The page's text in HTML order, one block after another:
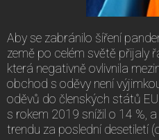
Aby se zabránilo šíření
země po celém světě přijaly
která negativně ovlivnila
obchod s oděvy není
oděvů do členských států
s rokem 2019 snížil o 14 %,
trendu za poslední desetiletí